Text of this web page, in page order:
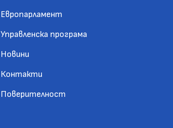
Европарламент
Управленска програма
Новини
Контакти
Поверителност